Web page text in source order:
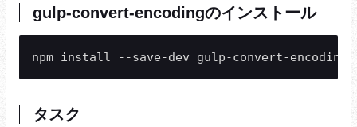
gulp-convert-encodingのインストール
npm install --save-dev gulp-convert-encoding
タスク